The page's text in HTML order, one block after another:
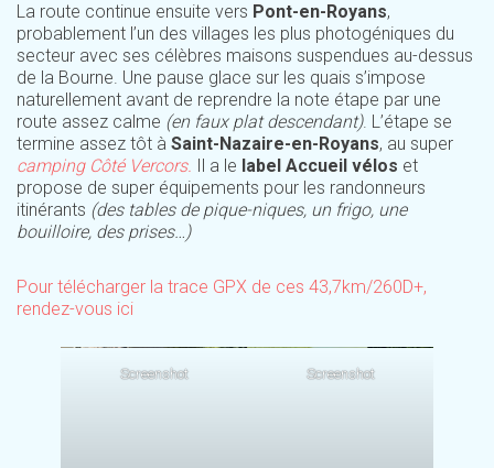
La route continue ensuite vers Pont-en-Royans,
probablement l’un des villages les plus photogéniques du
secteur avec ses célèbres maisons suspendues au-dessus
de la Bourne. Une pause glace sur les quais s’impose
naturellement avant de reprendre la note étape par une
route assez calme (en faux plat descendant). L’étape se
termine assez tôt à Saint-Nazaire-en-Royans, au super
camping Côté Vercors. Il a le label Accueil vélos et
propose de super équipements pour les randonneurs
itinérants (des tables de pique-niques, un frigo, une
bouilloire, des prises…)
Pour télécharger la trace GPX de ces 43,7km/260D+,
rendez-vous ici
Screenshot Screenshot